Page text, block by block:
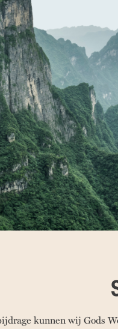
kunnen wij Gods